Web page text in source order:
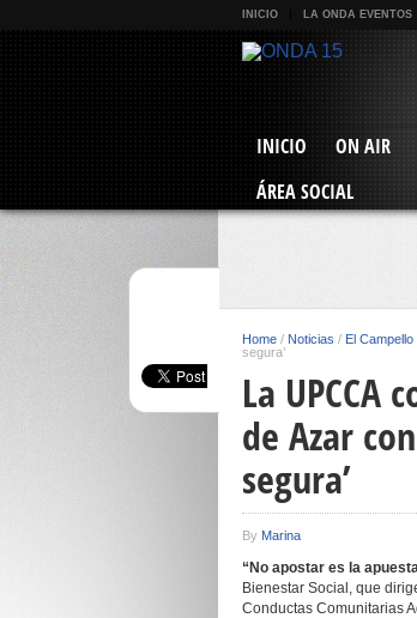
INICIO LA ONDA EVENTOS
INICIO ON AIR
ÁREA SOCIAL
Home / Noticias / El Campello
segura’
La UPCCA
de Azar
segura’
By Marina
“No apostar es la
Bienestar Social, que
Conductas Comunitarias